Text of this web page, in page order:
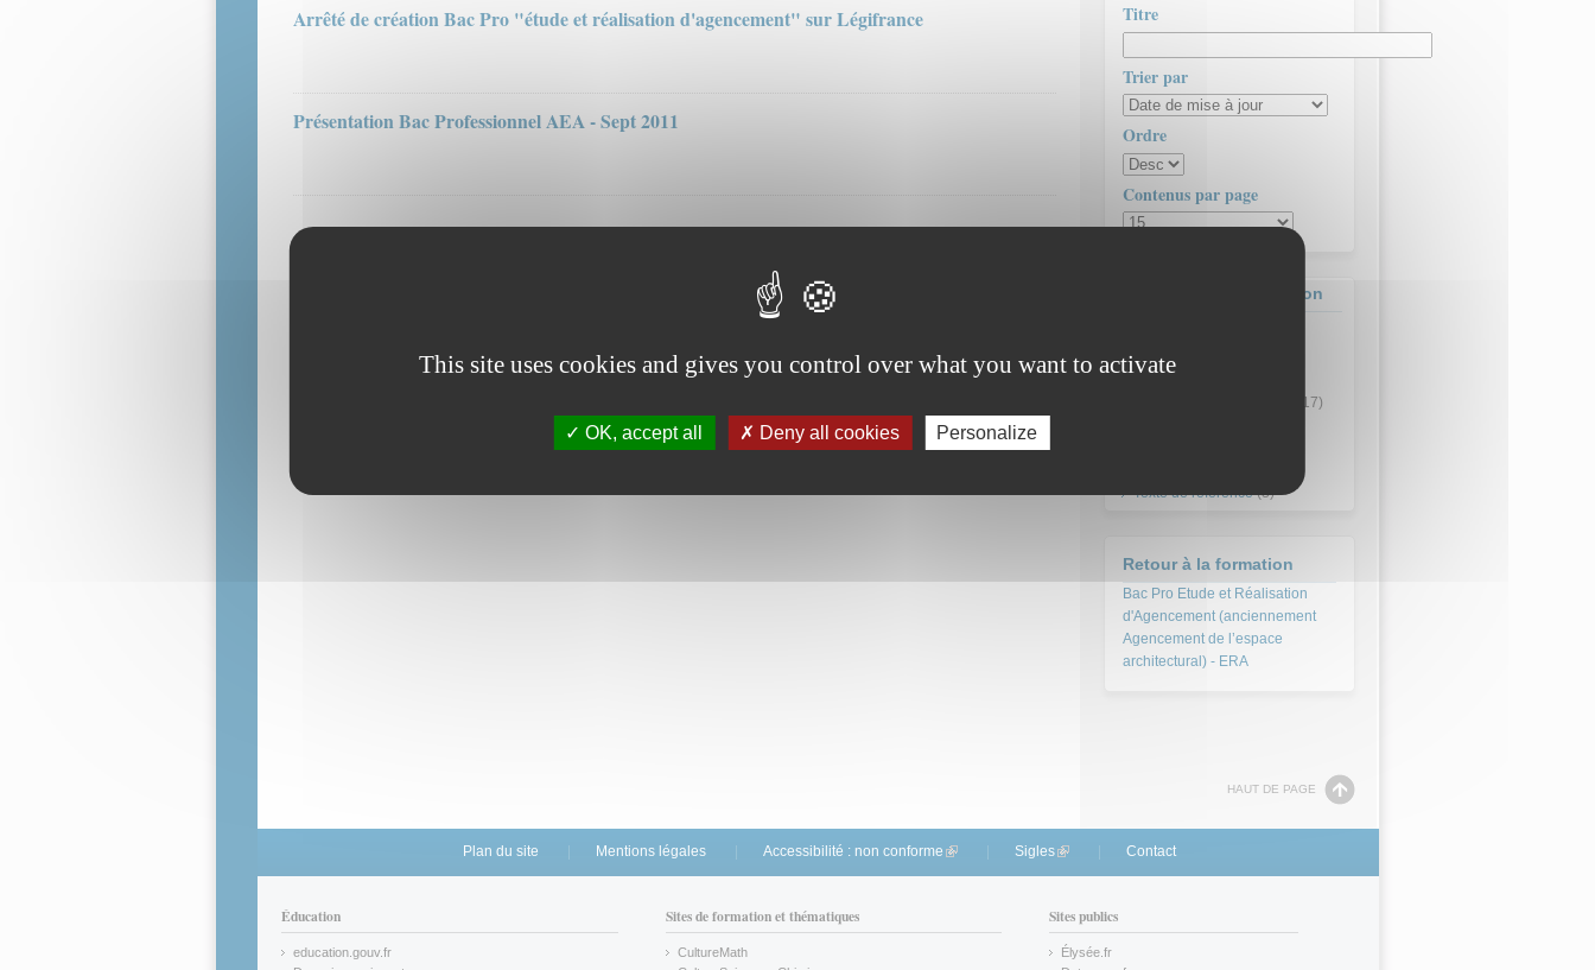
Arrêté de création Bac Pro "étude et réalisation d'agencement" sur Légifrance
Présentation Bac Professionnel AEA - Sept 2011
Titre
Trier par
Ordre
Contenus par page
Contenus de la formation
Article
(17)
Texte de référence(3)
Retour à la formation
Bac Pro Etude et Réalisation
d'Agencement (anciennement
Agencement de l’espace
architectural) - ERA
HAUT DE PAGE
Plan du site Mentions légales Accessibilité : non conforme (link is external)
Sigles(link is external)
Contact
Éducation
education.gouv.fr
Sites de formation et thématiques
CultureMath
Sites publics
Élysée.fr
This site uses cookies and gives you control over what you want to activate
OK, accept all Deny all cookies Personalize